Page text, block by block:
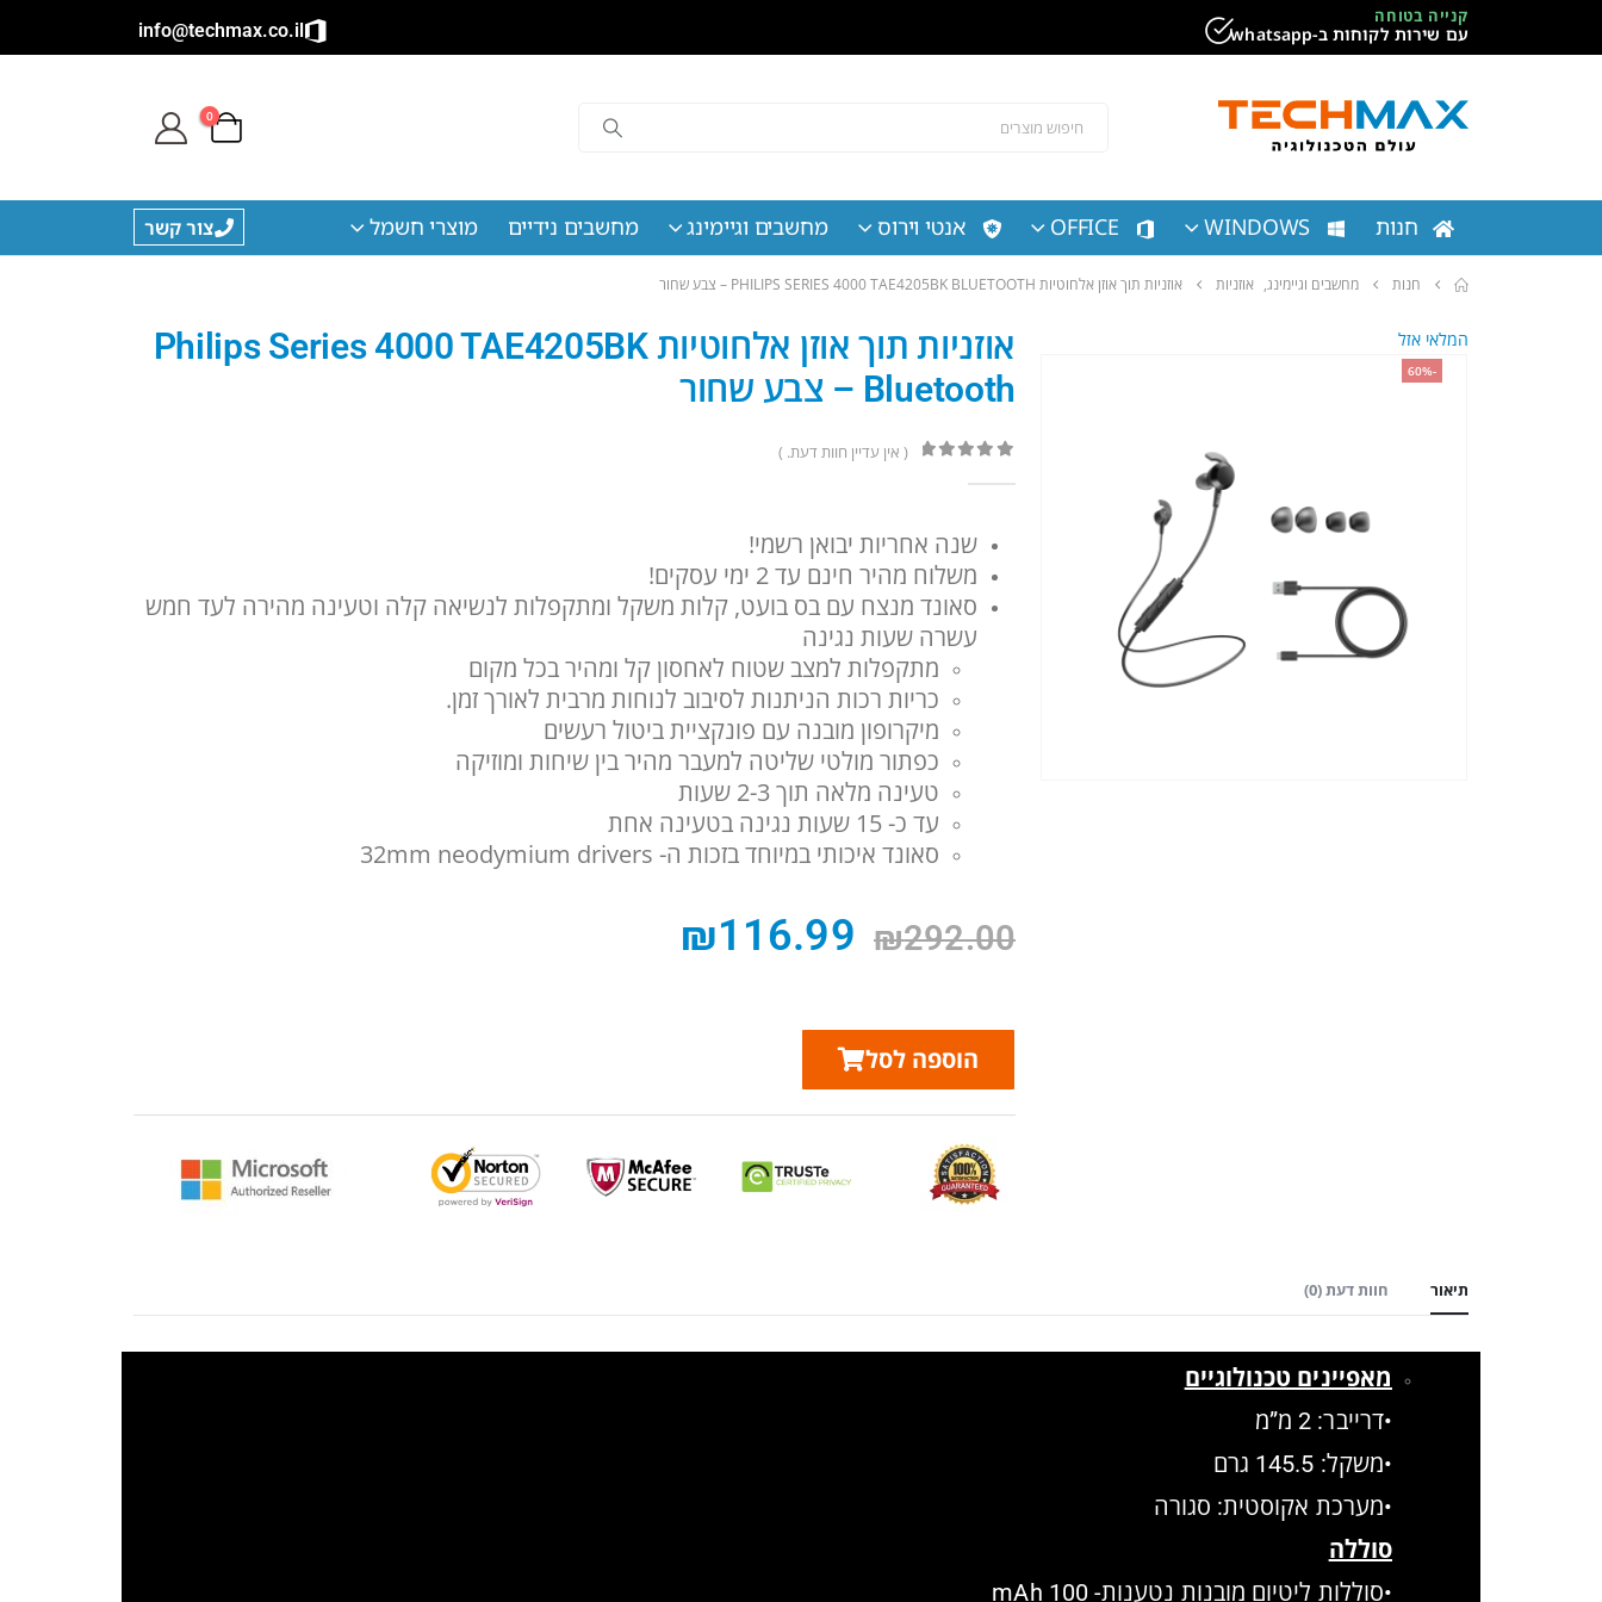
קנייה בטוחה
עם שירות לקוחות ב-whatsapp info@techmax.co.il
0
חנות WINDOWS
OFFICE אנטי וירוס מחשבים וגיימינג מחשבים נידיים מוצרי חשמל צור קשר
חנות מחשבים וגיימינג, אוזניות אוזניות תוך אוזן אלחוטיות PHILIPS SERIES 4000 TAE4205BK BLUETOOTH – צבע שחור
-60%
המלאי אזל
אוזניות תוך אוזן אלחוטיות Philips Series 4000 TAE4205BK
Bluetooth – צבע שחור
( אין עדיין חוות דעת. )
שנה אחריות יבואן רשמי!
משלוח מהיר חינם עד 2 ימי עסקים!
סאונד מנצח עם בס בועט, קלות משקל ומתקפלות לנשיאה קלה וטעינה מהירה לעד חמש
עשרה שעות נגינה
מתקפלות למצב שטוח לאחסון קל ומהיר בכל מקום
כריות רכות הניתנות לסיבוב לנוחות מרבית לאורך זמן.
מיקרופון מובנה עם פונקציית ביטול רעשים
כפתור מולטי שליטה למעבר מהיר בין שיחות ומוזיקה
טעינה מלאה תוך 2-3 שעות
עד כ- 15 שעות נגינה בטעינה אחת
סאונד איכותי במיוחד בזכות ה- 32mm neodymium drivers
₪292.00
₪116.99
הוספה לסל
תיאור חוות דעת (0)
מאפיינים טכנולוגיים
•דרייבר: 2 מ”מ
•משקל: 145.5 גרם
•מערכת אקוסטית: סגורה
סוללה
•סוללות ליטיום מובנות נטענות- 100 mAh